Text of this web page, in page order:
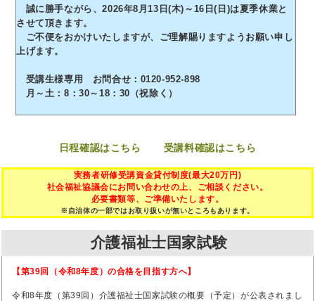
誠に勝手ながら、2026年8月13日(木)～16日(日)は夏季休業と
させて頂きます。
ご不便をおかけいたしますが、ご理解賜りますようお願い申し
上げます。
受講生様専用 お問合せ：0120-952-898
月～土：8：30～18：30（祝除く）
日程確認はこちら 受講料確認はこちら
実務者研修受講資金貸付制度(最大20万円)
社会福祉協議会にお問い合わせの上、ご相談ください。
必要書類等、ご準備いたします。
※自治体の一部ではお取り扱いが無いところもあります。
介護福祉士国家試験
【第39回（令和8年度）の合格を目指す方へ】
令和8年度（第39回）介護福祉士国家試験の概要（予定）が公表されまし